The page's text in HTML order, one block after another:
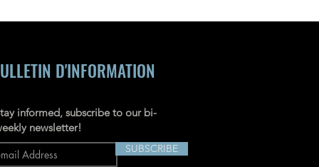
D'INFORMATION
informed, subscribe to our bi-
newsletter!
SUBSCRIBE